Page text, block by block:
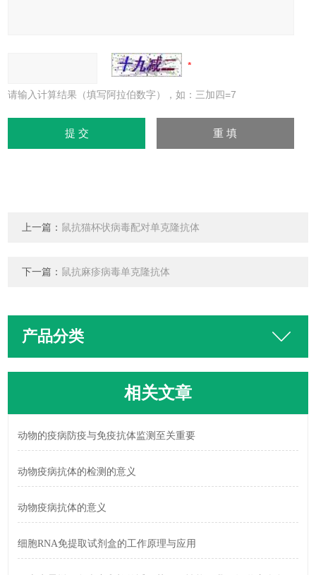
请输入计算结果（填写阿拉伯数字），如：三加四=7
上一篇： 鼠抗猫杯状病毒配对单克隆抗体
下一篇： 鼠抗麻疹病毒单克隆抗体
产品分类
相关文章
动物的疫病防疫与免疫抗体监测至关重要
动物疫病抗体的检测的意义
动物疫病抗体的意义
细胞RNA免提取试剂盒的工作原理与应用